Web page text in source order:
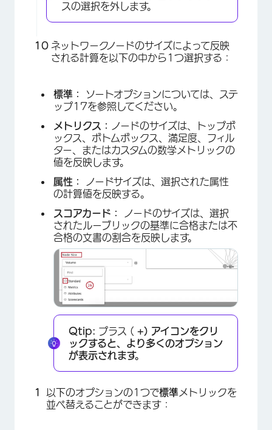
×
スの選択を外します。
ネットワークノードのサイズによって反映
される計算を以下の中から1つ選択する：
標準：
ソートオプションについては、ステ
ップ17を参照してください。
メトリクス：
ノードのサイズは、トップボ
ックス、ボトムボックス、満足度、フィル
ター、またはカスタムの数学メトリックの
値を反映します。
属性：
ノードサイズは、選択された属性
の計算値を反映する。
スコアカード：
ノードのサイズは、選択
されたルーブリックの基準に合格または不
合格の文書の割合を反映します。
Qtip: プラス ( +) アイコンをクリ
ックすると、より多くのオプション
が表示されます。
以下のオプションの1つで標準 メトリックを
並べ替えることができます：